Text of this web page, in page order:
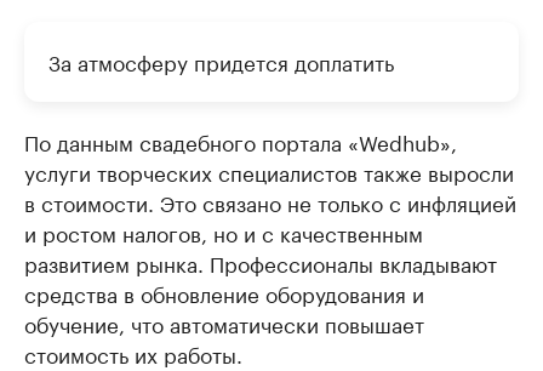
За атмосферу придется доплатить
По данным свадебного портала «Wedhub»,
услуги творческих специалистов также выросли
в стоимости. Это связано не только с инфляцией
и ростом налогов, но и с качественным
развитием рынка. Профессионалы вкладывают
средства в обновление оборудования и
обучение, что автоматически повышает
стоимость их работы.